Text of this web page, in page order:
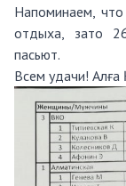
Напоминаем,
отдыха, зато
пасьют.
Всем удачи! Алға